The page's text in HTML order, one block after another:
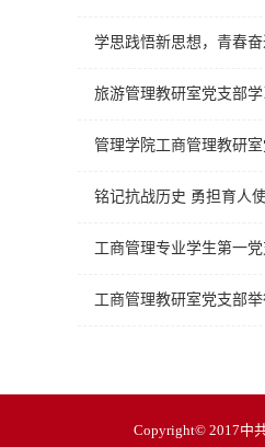
学思践悟新思想，青春
旅游管理教研室党支部
管理学院工商管理教研
铭记抗战历史 勇担育人
工商管理专业学生第一
工商管理教研室党支部
Copyright© 2017中